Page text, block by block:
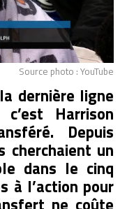
Source photo : YouTube
dernière ligne
Harrison
Depuis
cherchaient un
dans le cinq
à l’action pour